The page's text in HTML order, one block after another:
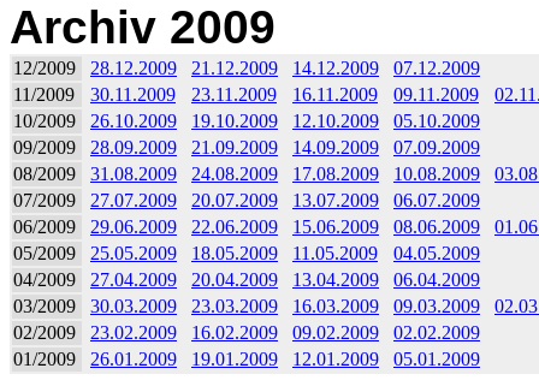
Archiv 2009
12/2009 28.12.2009 21.12.2009 14.12.2009
07.12.2009
11/2009
30.11.2009 23.11.2009 16.11.2009 09.11.2009
10/2009
26.10.2009 19.10.2009 12.10.2009
05.10.2009
09/2009
28.09.2009 21.09.2009 14.09.2009
07.09.2009
08/2009
31.08.2009 24.08.2009 17.08.2009 10.08.2009
07/2009
27.07.2009 20.07.2009 13.07.2009
06.07.2009
06/2009
29.06.2009 22.06.2009 15.06.2009 08.06.2009
05/2009
25.05.2009 18.05.2009 11.05.2009
04.05.2009
04/2009
27.04.2009 20.04.2009 13.04.2009
06.04.2009
03/2009
30.03.2009 23.03.2009 16.03.2009 09.03.2009
02/2009
23.02.2009 16.02.2009 09.02.2009
02.02.2009
01/2009
26.01.2009 19.01.2009 12.01.2009 05.01.2009